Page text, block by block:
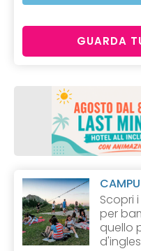
GUARDA
Scopri
per
quello